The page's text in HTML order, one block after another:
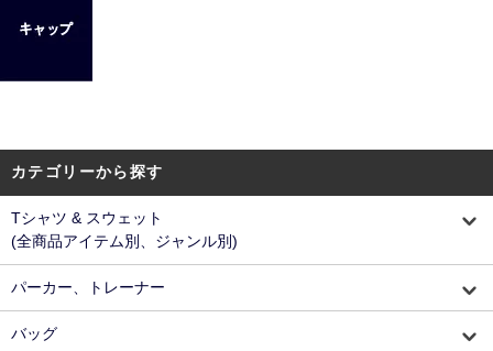
カテゴリーから探す
Tシャツ & スウェット
(全商品アイテム別、ジャンル別)
パーカー、トレーナー
バッグ